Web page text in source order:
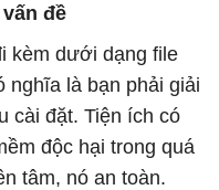
đề
kèm dưới dạng file
là bạn phải giải
cài đặt. Tiện ích có
độc hại trong quá
tâm, nó an toàn.